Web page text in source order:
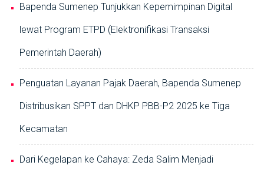
Bapenda Sumenep Tunjukkan Kepemimpinan Digital
lewat Program ETPD (Elektronifikasi Transaksi
Pemerintah Daerah)
Penguatan Layanan Pajak Daerah, Bapenda Sumenep
Distribusikan SPPT dan DHKP PBB-P2 2025 ke Tiga
Kecamatan
Dari Kegelapan ke Cahaya: Zeda Salim Menjadi